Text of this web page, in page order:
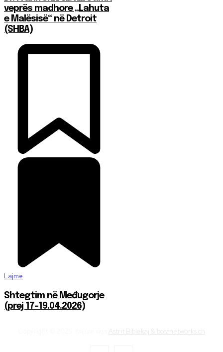
veprës madhore „Lahuta
e Malësisë“ në Detroit
(SHBA)
Lajme
Shtegtim në Međugorje
(prej 17-19.04.2026)